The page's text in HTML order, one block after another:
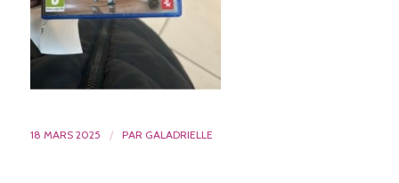
18 MARS 2025 / PAR GALADRIELLE